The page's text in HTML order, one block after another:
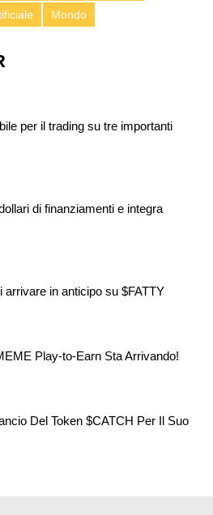
Mondo
per il trading su tre importanti
di finanziamenti e integra
in anticipo su $FATTY
Play-to-Earn Sta Arrivando!
Del Token $CATCH Per Il Suo